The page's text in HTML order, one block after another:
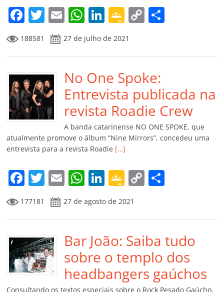
m
F
a
c
e
b
o
o
k
T
w
itt
er
E
m
ai
l
W
h
at
s
A
p
p
Li
n
k
e
dI
n
G
o
o
gl
e
Cl
a
ss
ro
o
m
C
o
y
Li
n
k
p
til
h
ar
188581 27 de julho de 2021
No One Spoke:
Entrevista publicada na
revista Roadie Crew
A banda catarinense NO ONE SPOKE, que
atualmente promove o álbum “Nine Mirrors”, concedeu uma
entrevista para a revista Roadie […]
F
a
c
e
b
o
o
T
w
itt
er
E
m
ai
l
W
h
at
s
A
p
p
Li
n
k
e
dI
n
G
o
o
gl
e
Cl
a
C
o
y
Li
n
k
p
ar
til
h
177181 27 de agosto de 2021
Bar João: Saiba tudo
sobre o templo dos
headbangers gaúchos
Consultando os textos especiais sobre o Rock Pesado Gaúcho,